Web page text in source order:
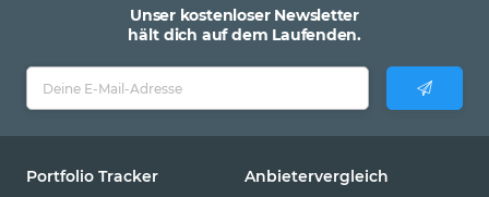
Unser kostenloser Newsletter
hält dich auf dem Laufenden.
Portfolio Tracker Anbietervergleich